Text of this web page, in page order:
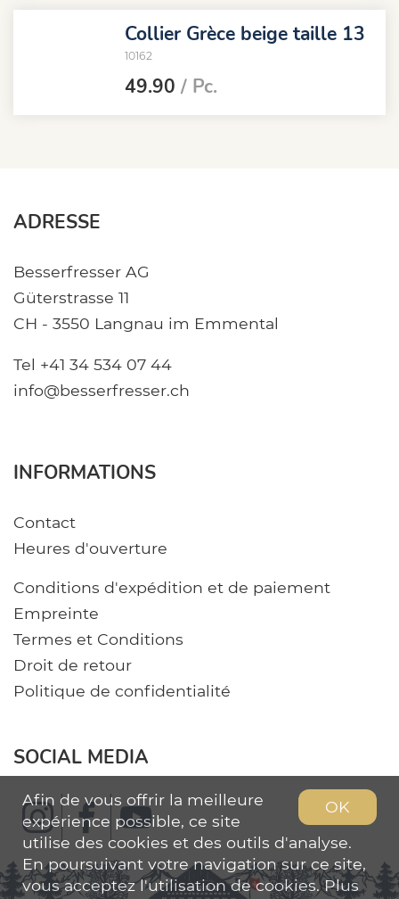
Collier Grèce beige taille 13
10162
49.90 / Pc.
ADRESSE
Besserfresser AG
Güterstrasse 11
CH - 3550 Langnau im Emmental
Tel +41 34 534 07 44
info@besserfresser.ch
INFORMATIONS
Contact
Heures d'ouverture
Conditions d'expédition et de paiement
Empreinte
Termes et Conditions
Droit de retour
Politique de confidentialité
SOCIAL MEDIA
OK
Afin de vous offrir la meilleure
expérience possible, ce site
utilise des cookies et des outils d'analyse.
En poursuivant votre navigation sur ce site,
vous acceptez l'utilisation de cookies. Plus